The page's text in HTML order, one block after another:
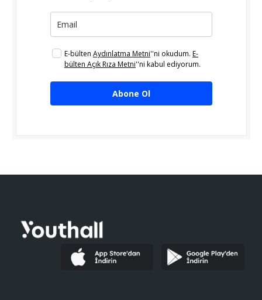
E-bülten Aydınlatma Metni''ni okudum. E-
bülten Açık Rıza Metni''ni kabul ediyorum.
Abone Ol